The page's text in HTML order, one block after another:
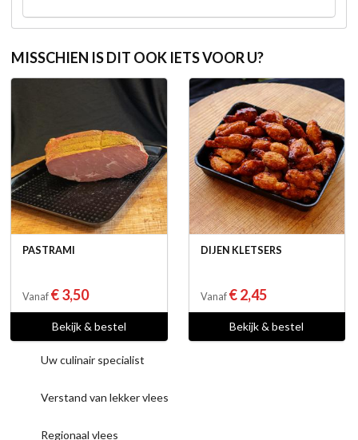
MISSCHIEN IS DIT OOK IETS VOOR U?
PASTRAMI
Vanaf € 3,50
Bekijk & bestel
DIJEN KLETSERS
Vanaf € 2,45
Bekijk & bestel
Uw culinair specialist
Verstand van lekker vlees
Regionaal vlees